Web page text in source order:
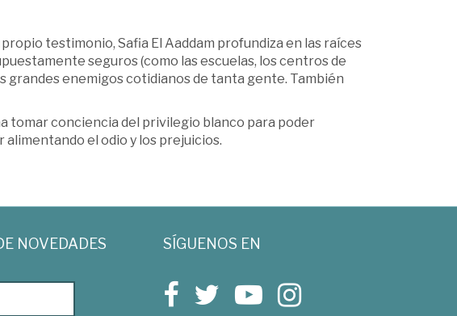
testimonio, Safia El Aaddam profundiza en las raíces
seguros (como las escuelas, los centros de
grandes enemigos cotidianos de tanta gente. También
tomar conciencia del privilegio blanco para poder
el odio y los prejuicios.
NOVEDADES SÍGUENOS EN